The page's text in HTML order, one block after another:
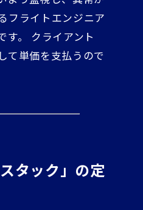
フライトエンジニア
す。 クライアント
て単価を支払うので
タック」の定